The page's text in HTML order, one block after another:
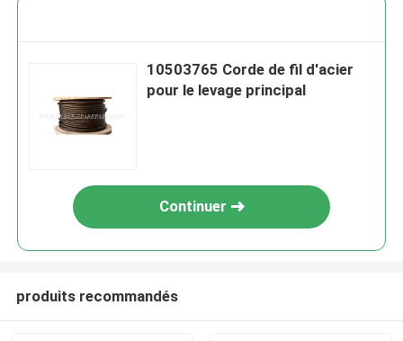
10503765 Corde de fil d'acier
pour le levage principal
Continuer
produits recommandés